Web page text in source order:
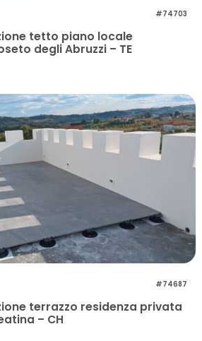
#74703
tetto piano locale
degli Abruzzi – TE
#74687
terrazzo residenza privata
– CH